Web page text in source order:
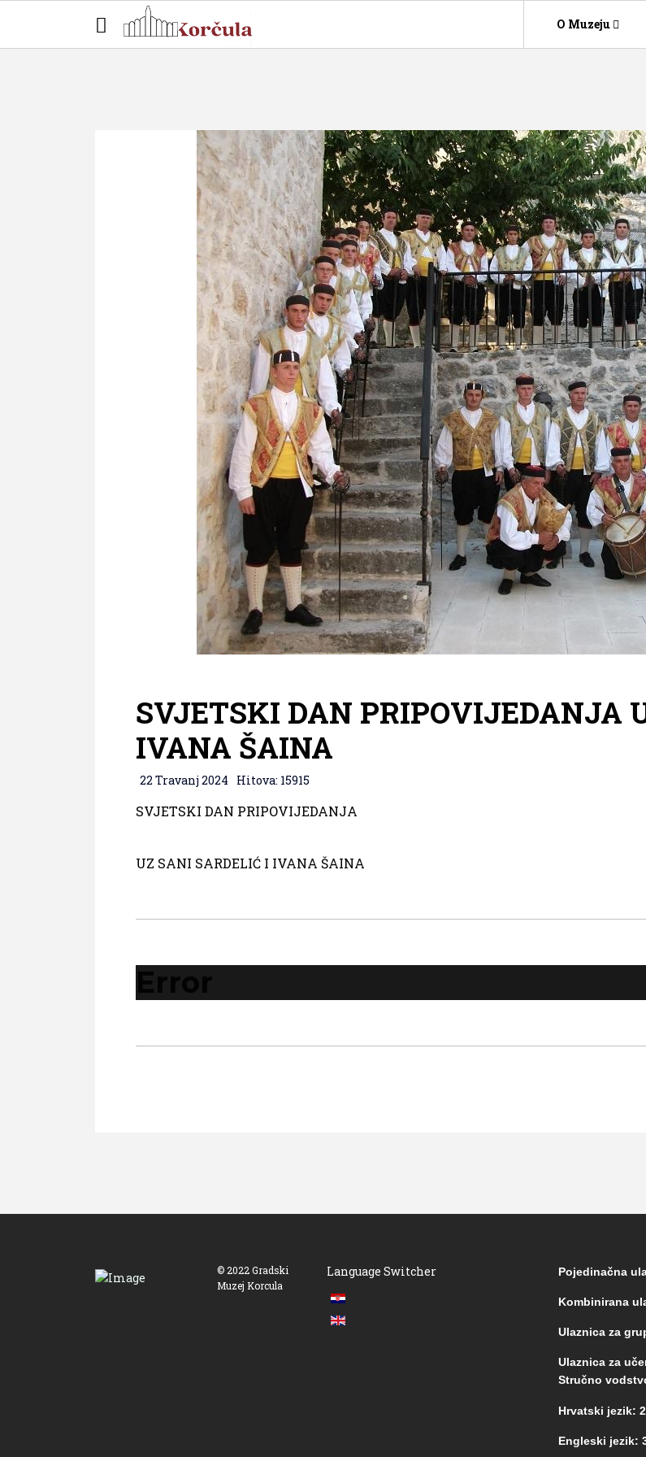
O Muzeju
SVJETSKI DAN PRIPOVIJEDANJA
IVANA ŠAINA
22 Travanj 2024 Hitova: 15915
SVJETSKI DAN PRIPOVIJEDANJA
UZ SANI SARDELIĆ I IVANA ŠAINA
© 2022 Gradski
Muzej Korcula
Language Switcher Pojedinačna
Kombinirana
Ulaznica za
Ulaznica za
Stručno
Hrvatski jezik:
Engleski jezik: